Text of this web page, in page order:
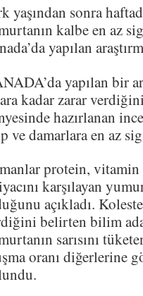
yaşından sonra
kalbe en az
yapılan
yapılan bir
kadar zarar
hazırlanan
ve damarlara en az
protein,
karşılayan
açıkladı.
belirten bilim
sarısını
oranı diğerlerine